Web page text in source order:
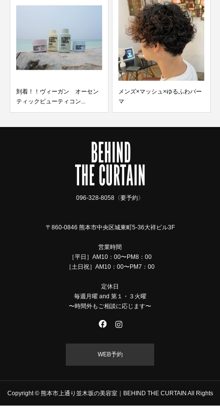
メンズ×マッシュ×ゆるふわパー
マ
6月の定休日
096-328-8058〈要予約〉
〒860-0846 熊本市中央区城東町5-36大祥ビル3F
営業時間
［平日］AM10：00〜PM8：00
［土日祝］AM10：00〜PM7：00
定休日
毎週月曜 and 第１・３火曜
〜時間外もご相談に応じます〜
WEB予約
Copyright © 熊本市上通り並木坂の美容室｜BEHIND THE CURTAIN All Rights